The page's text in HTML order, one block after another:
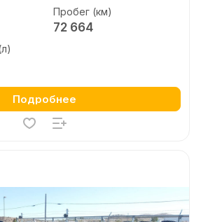
Пробег (км)
72 664
Подробнее